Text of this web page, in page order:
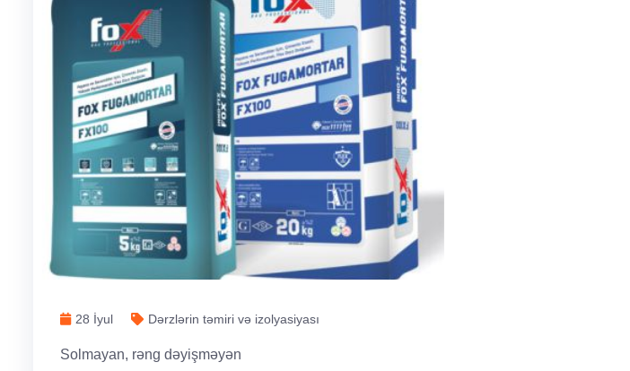
28 İyul Dərzlərin təmiri və izolyasiyası
Solmayan, rəng dəyişməyən